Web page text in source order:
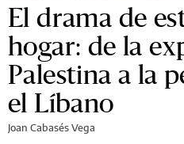
El drama de
hogar: de la
Palestina a la
el Líbano
Joan Cabasés Vega